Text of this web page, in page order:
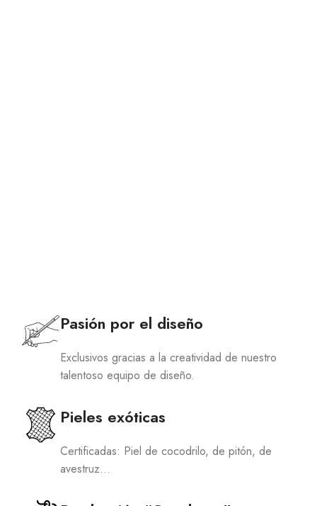
Pasión por el diseño
Exclusivos gracias a la creatividad de nuestro
talentoso equipo de diseño.
Pieles exóticas
Certificadas: Piel de cocodrilo, de pitón, de
avestruz…